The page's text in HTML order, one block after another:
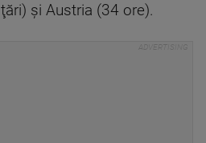
şi Austria (34 ore).